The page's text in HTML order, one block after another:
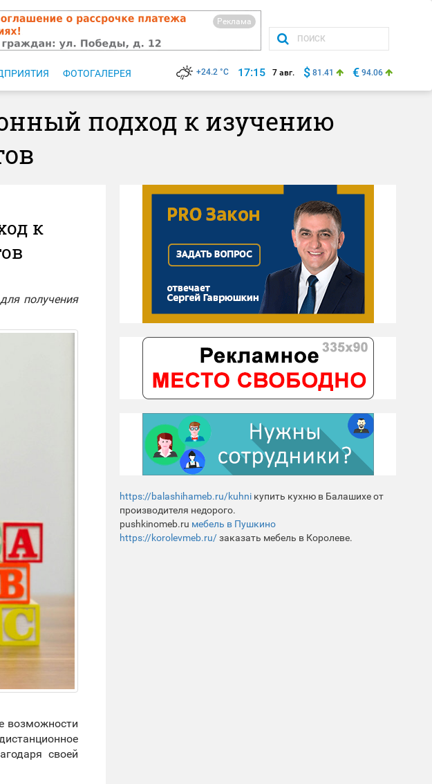
Реклама
ФОТОГАЛЕРЕЯ +24.2 °C 17:15 7 авг. $ 81.41 € 94.06
подход к изучению
к
получения
возможности
своей
https://balashihameb.ru/kuhni купить кухню в Балашихе от
производителя недорого.
pushkinomeb.ru мебель в Пушкино
https://korolevmeb.ru/заказать мебель в Королеве.